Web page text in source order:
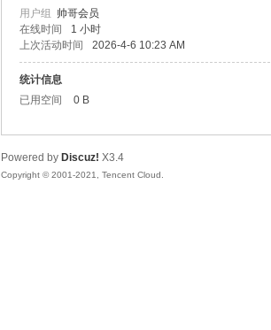
网
用户组 帅哥会员
在线时间
1 小时
上次活动时间
2026-4-6 10:23 AM
统计信息
已用空间
0 B
Powered by Discuz! X3.4
Copyright © 2001-2021, Tencent Cloud.